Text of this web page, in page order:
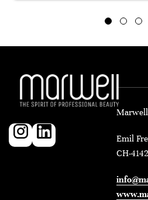
Emil
CH-